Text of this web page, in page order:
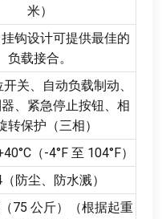
米）
钩设计可提供最佳的
负载接合。
关、 自动负载制动、
、 紧急停止按钮 、 相
转保护（三相）
（-4°F 至 104°F）
防尘、 防水溅）
75 公斤）（根据起重